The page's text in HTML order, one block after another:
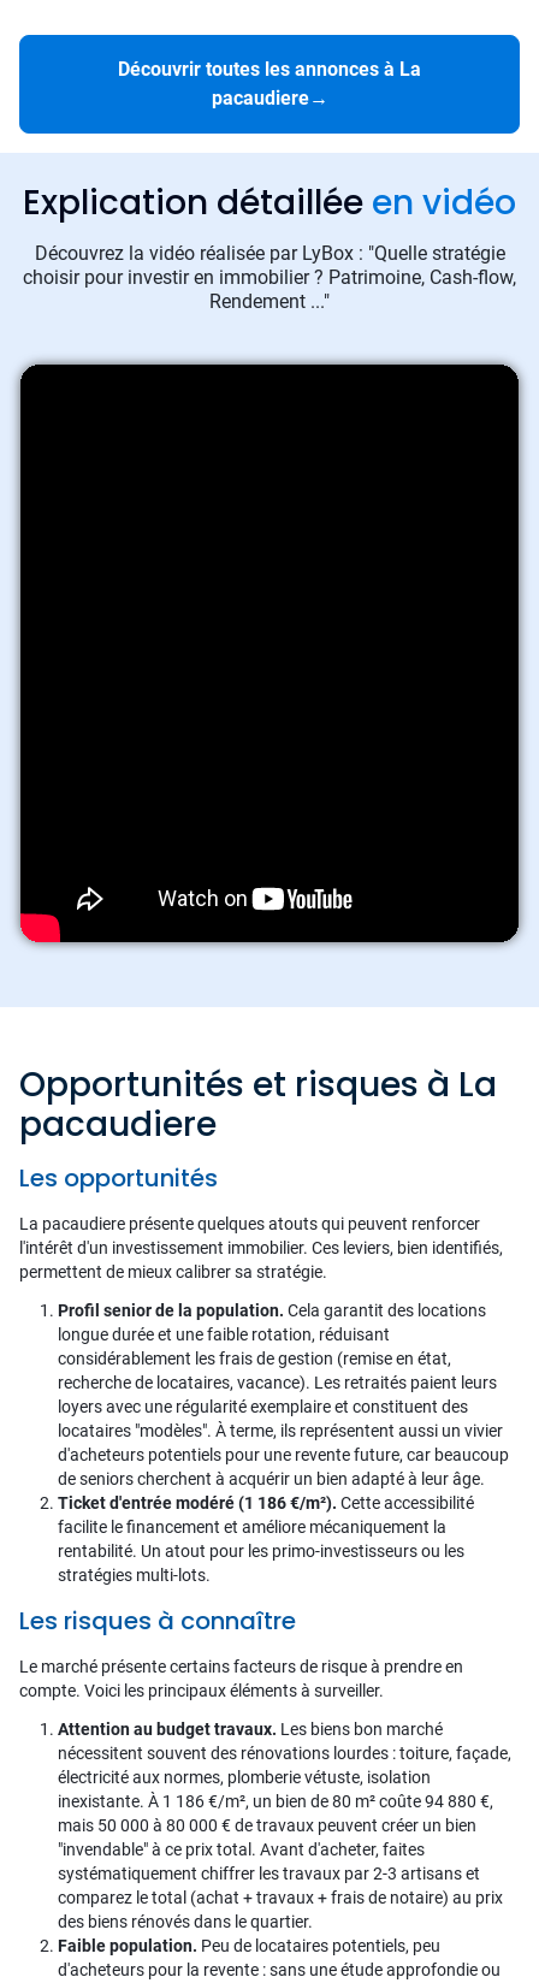
Découvrir toutes les annonces à La
pacaudiere→
Explication détaillée en vidéo
Découvrez la vidéo réalisée par LyBox : "Quelle stratégie
choisir pour investir en immobilier ? Patrimoine, Cash-flow,
Rendement ..."
Opportunités et risques à La
pacaudiere
Les opportunités
La pacaudiere présente quelques atouts qui peuvent renforcer
l'intérêt d'un investissement immobilier. Ces leviers, bien identifiés,
permettent de mieux calibrer sa stratégie.
Profil senior de la population. Cela garantit des locations
longue durée et une faible rotation, réduisant
considérablement les frais de gestion (remise en état,
recherche de locataires, vacance). Les retraités paient leurs
loyers avec une régularité exemplaire et constituent des
locataires "modèles". À terme, ils représentent aussi un vivier
d'acheteurs potentiels pour une revente future, car beaucoup
de seniors cherchent à acquérir un bien adapté à leur âge.
Ticket d'entrée modéré (1 186 €/m²). Cette accessibilité
facilite le financement et améliore mécaniquement la
rentabilité. Un atout pour les primo-investisseurs ou les
stratégies multi-lots.
Les risques à connaître
Le marché présente certains facteurs de risque à prendre en
compte. Voici les principaux éléments à surveiller.
Attention au budget travaux. Les biens bon marché
nécessitent souvent des rénovations lourdes : toiture, façade,
électricité aux normes, plomberie vétuste, isolation
inexistante. À 1 186 €/m², un bien de 80 m² coûte 94 880 €,
mais 50 000 à 80 000 € de travaux peuvent créer un bien
"invendable" à ce prix total. Avant d'acheter, faites
systématiquement chiffrer les travaux par 2-3 artisans et
comparez le total (achat + travaux + frais de notaire) au prix
des biens rénovés dans le quartier.
Faible population. Peu de locataires potentiels, peu
d'acheteurs pour la revente : sans une étude approfondie ou